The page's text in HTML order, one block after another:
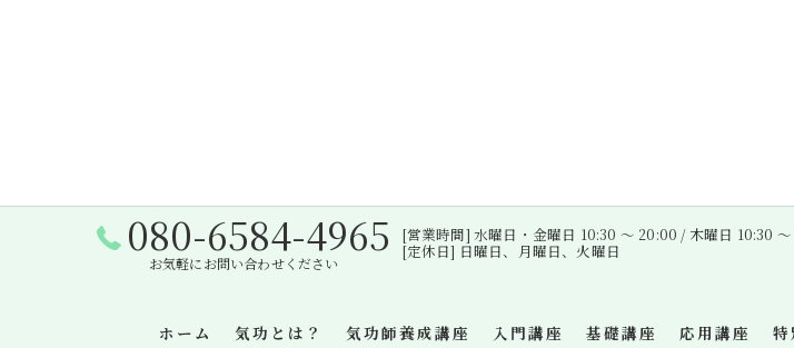
080-6584-4965
お気軽にお問い合わせください
[営業時間] 水曜日・金曜日 10:30 〜 20:00 / 木曜日 10:30
[定休日] 日曜日、月曜日、火曜日
ホーム 気功とは？ 気功師養成講座 入門講座 基礎講座 応用講座 特